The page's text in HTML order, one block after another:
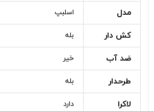
مدل اسلبپ
کش دار بله
ضد آب خیر
طرحدار بله
لاکرا دارد